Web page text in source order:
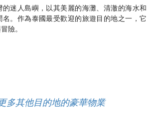
迷人島嶼，以其美麗的海灘、清澈的海水和
。作為泰國最受歡迎的旅遊目的地之一，它
險。
多其他目的地的豪華物業